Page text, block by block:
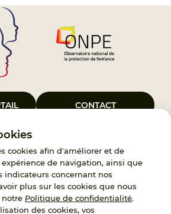
cookies afin d'améliorer et de
de navigation, ainsi que
indicateurs concernant nos
plus sur les cookies que nous
notre Politique de confidentialité.
des cookies, vos
CONTACT
Public France Enfance Protégée, créé le 5
d’assurer les missions de service public du
des adoptants et de traitement des
origines personnelles. France Enfance
un observatoire et une ressource pour
ainsi qu’un appui à l’élaboration de la
le soutien à l’activité des conseils